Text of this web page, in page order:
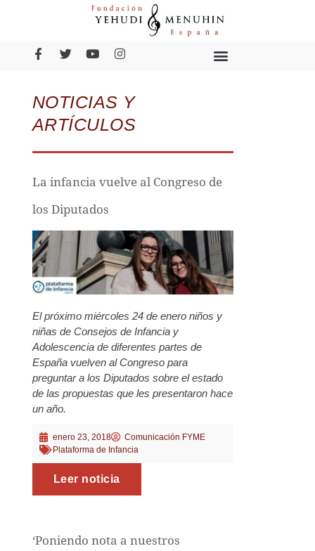
NOTICIAS Y
ARTÍCULOS
La infancia vuelve al Congreso de
los Diputados
El próximo miércoles 24 de enero niños y
niñas de Consejos de Infancia y
Adolescencia de diferentes partes de
España vuelven al Congreso para
preguntar a los Diputados sobre el estado
de las propuestas que les presentaron hace
un año.
enero 23, 2018
Comunicación FYME
Plataforma de Infancia
Leer noticia
‘Poniendo nota a nuestros